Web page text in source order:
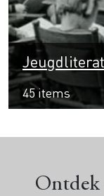
45 items
Ontdek